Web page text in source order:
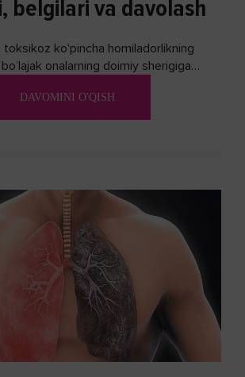
belgilari va davolash
ko'pincha homiladorlikning
onalarning doimiy sherigiga
DAVOMINI O'QISH